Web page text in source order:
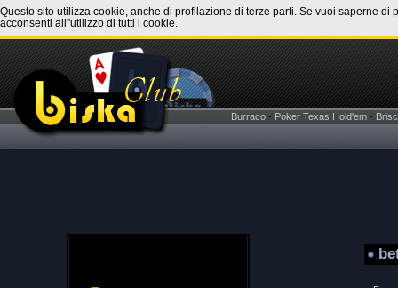
Questo sito utilizza cookie, anche di profilazione di terze parti. Se vuoi saperne
acconsenti all''utilizzo di tutti i cookie.
Burraco - Poker Texas Hold'em -